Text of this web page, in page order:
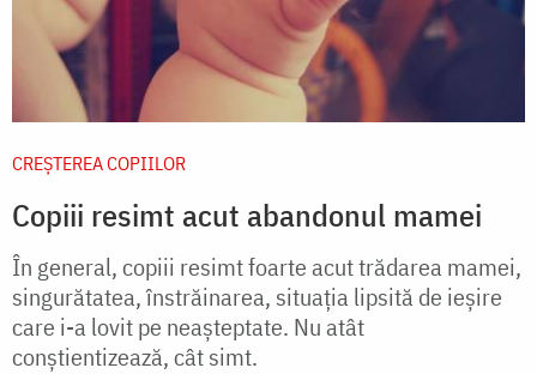
CREŞTEREA COPIILOR
Copiii resimt acut abandonul mamei
În general, copiii resimt foarte acut trădarea mamei,
singurătatea, înstrăinarea, situația lipsită de ieșire
care i-a lovit pe neașteptate. Nu atât
conștientizează, cât simt.